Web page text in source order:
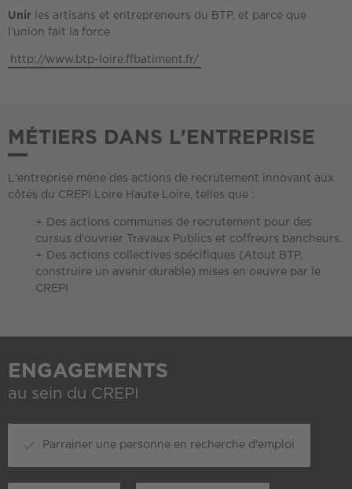
Unir les artisans et entrepreneurs du BTP, et parce que
l'union fait la force
http://www.btp-loire.ffbatiment.fr/
MÉTIERS DANS L'ENTREPRISE
L'entreprise mène des actions de recrutement innovant aux
côtés du CREPI Loire Haute Loire, telles que :
Des actions communes de recrutement pour des
cursus d'ouvrier Travaux Publics et coffreurs bancheurs.
Des actions collectives spécifiques (Atout BTP,
construire un avenir durable) mises en oeuvre par le
CREPI
ENGAGEMENTS
au sein du CREPI
Parrainer une personne en recherche d'emploi